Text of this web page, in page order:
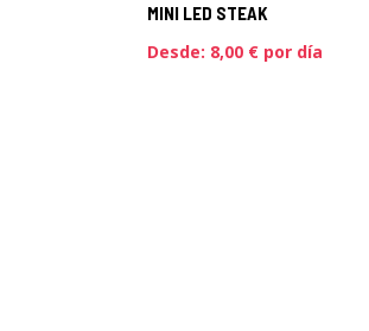
MINI LED STEAK
Desde: 8,00 €por día